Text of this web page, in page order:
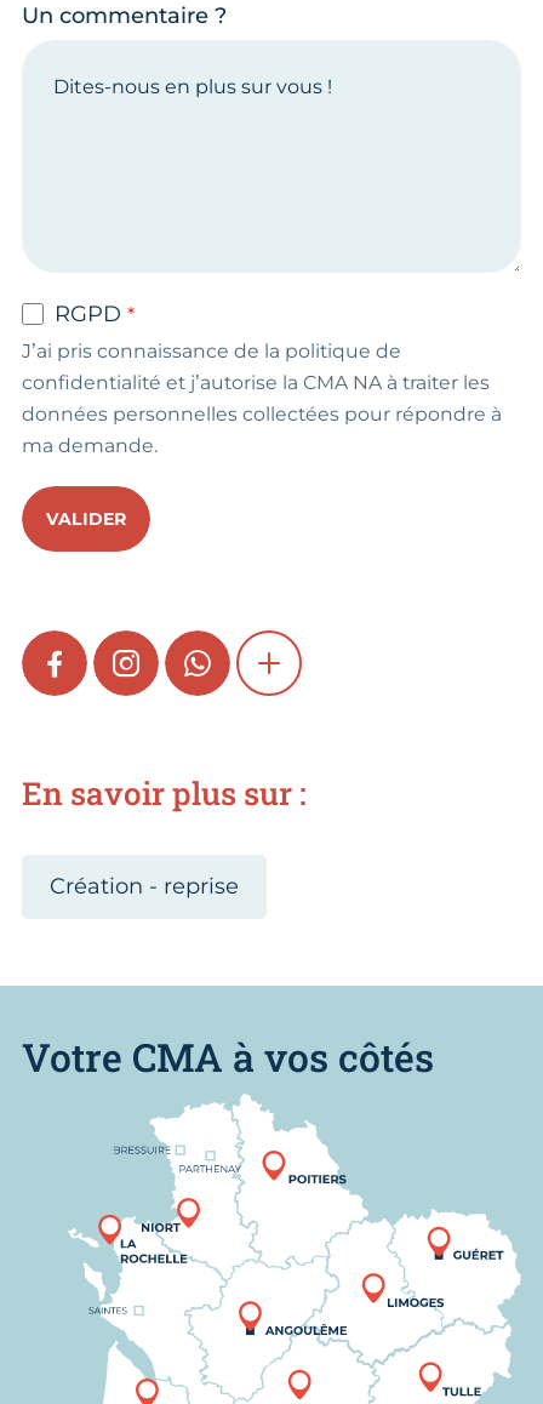
Un commentaire ?
RGPD
J’ai pris connaissance de la politique de
confidentialité et j’autorise la CMA NA à traiter les
données personnelles collectées pour répondre à
ma demande.
VALIDER
FACEBOOKINSTAGRAMWHATSAPPSHOW MORE
En savoir plus sur :
Création - reprise
Votre CMA à vos côtés